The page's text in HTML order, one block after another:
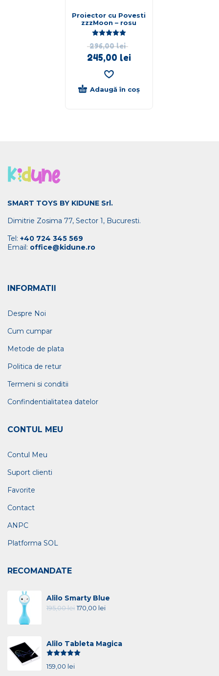
Proiector cu Povesti
zzzMoon – rosu
Evaluat la
296,00lei
245,00 lei
Adaugă în coș
SMART TOYS BY KIDUNE Srl.
Dimitrie Zosima 77, Sector 1, Bucuresti.
Tel: +40 724 345 569
Email: office@kidune.ro
INFORMATII
Despre Noi
Cum cumpar
Metode de plata
Politica de retur
Termeni si conditii
Confindentialitatea datelor
CONTUL MEU
Contul Meu
Suport clienti
Favorite
Contact
ANPC
Platforma SOL
RECOMANDATE
Alilo Smarty Blue
195,00lei 170,00 lei
Alilo Tableta Magica
159,00 lei